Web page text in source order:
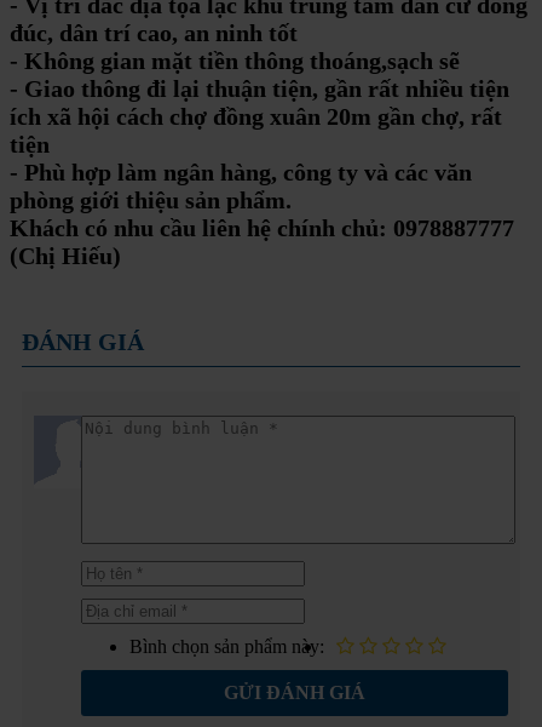
đúc, dân trí cao, an ninh tốt
- Không gian mặt tiền thông thoáng,sạch sẽ
- Giao thông đi lại thuận tiện, gần rất nhiều tiện
ích xã hội cách chợ đồng xuân 20m gần chợ, rất
tiện
- Phù hợp làm ngân hàng, công ty và các văn
phòng giới thiệu sản phẩm.
Khách có nhu cầu liên hệ chính chủ: 0978887777
(Chị Hiếu)
ĐÁNH GIÁ
Bình chọn sản phẩm này:
GỬI ĐÁNH GIÁ